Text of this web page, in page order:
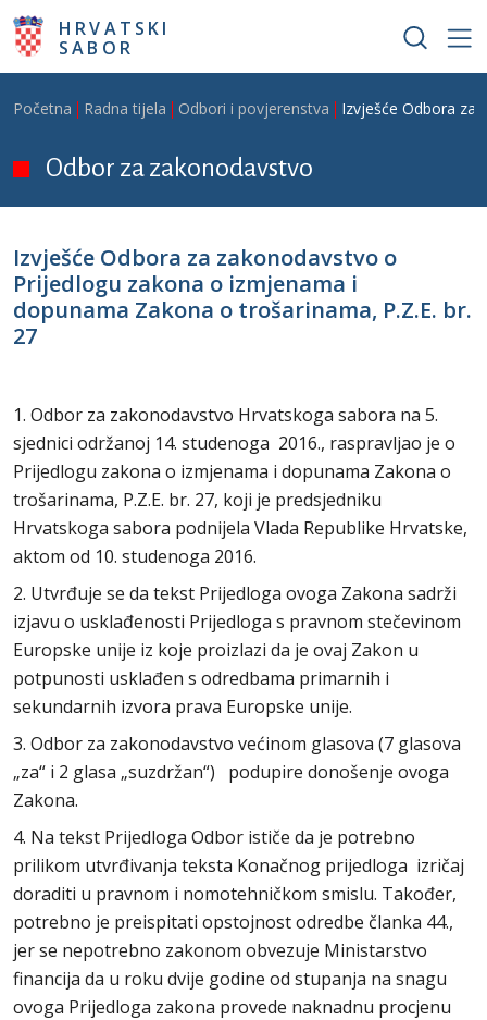
Skoči na glavni sadržaj
HRVATSKI
SABOR
Breadcrumb
Početna Radna tijela Odbori i povjerenstva Izvješće Odbora za
Odbor za zakonodavstvo
Izvješće Odbora za zakonodavstvo o
Prijedlogu zakona o izmjenama i
dopunama Zakona o trošarinama, P.Z.E. br.
27
1. Odbor za zakonodavstvo Hrvatskoga sabora na 5.
sjednici održanoj 14. studenoga 2016., raspravljao je o
Prijedlogu zakona o izmjenama i dopunama Zakona o
trošarinama, P.Z.E. br. 27, koji je predsjedniku
Hrvatskoga sabora podnijela Vlada Republike Hrvatske,
aktom od 10. studenoga 2016.
2. Utvrđuje se da tekst Prijedloga ovoga Zakona sadrži
izjavu o usklađenosti Prijedloga s pravnom stečevinom
Europske unije iz koje proizlazi da je ovaj Zakon u
potpunosti usklađen s odredbama primarnih i
sekundarnih izvora prava Europske unije.
3. Odbor za zakonodavstvo većinom glasova (7 glasova
„za“ i 2 glasa „suzdržan“) podupire donošenje ovoga
Zakona.
4. Na tekst Prijedloga Odbor ističe da je potrebno
prilikom utvrđivanja teksta Konačnog prijedloga izričaj
doraditi u pravnom i nomotehničkom smislu. Također,
potrebno je preispitati opstojnost odredbe članka 44.,
jer se nepotrebno zakonom obvezuje Ministarstvo
financija da u roku dvije godine od stupanja na snagu
ovoga Prijedloga zakona provede naknadnu procjenu